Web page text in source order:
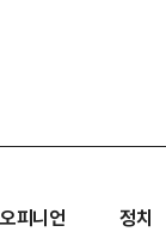
오피니언 정치